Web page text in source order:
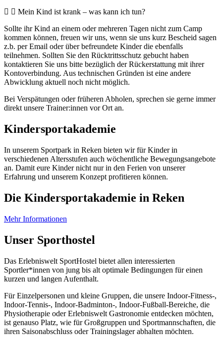
Mein Kind ist krank – was kann ich tun?
Sollte ihr Kind an einem oder mehreren Tagen nicht zum Camp
kommen können, freuen wir uns, wenn sie uns kurz Bescheid sagen
z.b. per Email oder über befreundete Kinder die ebenfalls
teilnehmen. Sollten Sie den Rücktrittsschutz gebucht haben
kontaktieren Sie uns bitte bezüglich der Rückerstattung mit ihrer
Kontoverbindung. Aus technischen Gründen ist eine andere
Abwicklung aktuell noch nicht möglich.
Bei Verspätungen oder früheren Abholen, sprechen sie gerne immer
direkt unsere Trainer:innen vor Ort an.
Kindersportakademie
In unserem Sportpark in Reken bieten wir für Kinder in
verschiedenen Altersstufen auch wöchentliche Bewegungsangebote
an. Damit eure Kinder nicht nur in den Ferien von unserer
Erfahrung und unserem Konzept profitieren können.
Die Kindersportakademie in Reken
Mehr Informationen
Unser Sporthostel
Das Erlebniswelt SportHostel bietet allen interessierten
Sportler*innen von jung bis alt optimale Bedingungen für einen
kurzen und langen Aufenthalt.
Für Einzelpersonen und kleine Gruppen, die unsere Indoor-Fitness-,
Indoor-Tennis-, Indoor-Badminton-, Indoor-Fußball-Bereiche, die
Physiotherapie oder Erlebniswelt Gastronomie entdecken möchten,
ist genauso Platz, wie für Großgruppen und Sportmannschaften, die
ihren Saisonabschluss oder Trainingslager abhalten möchten.